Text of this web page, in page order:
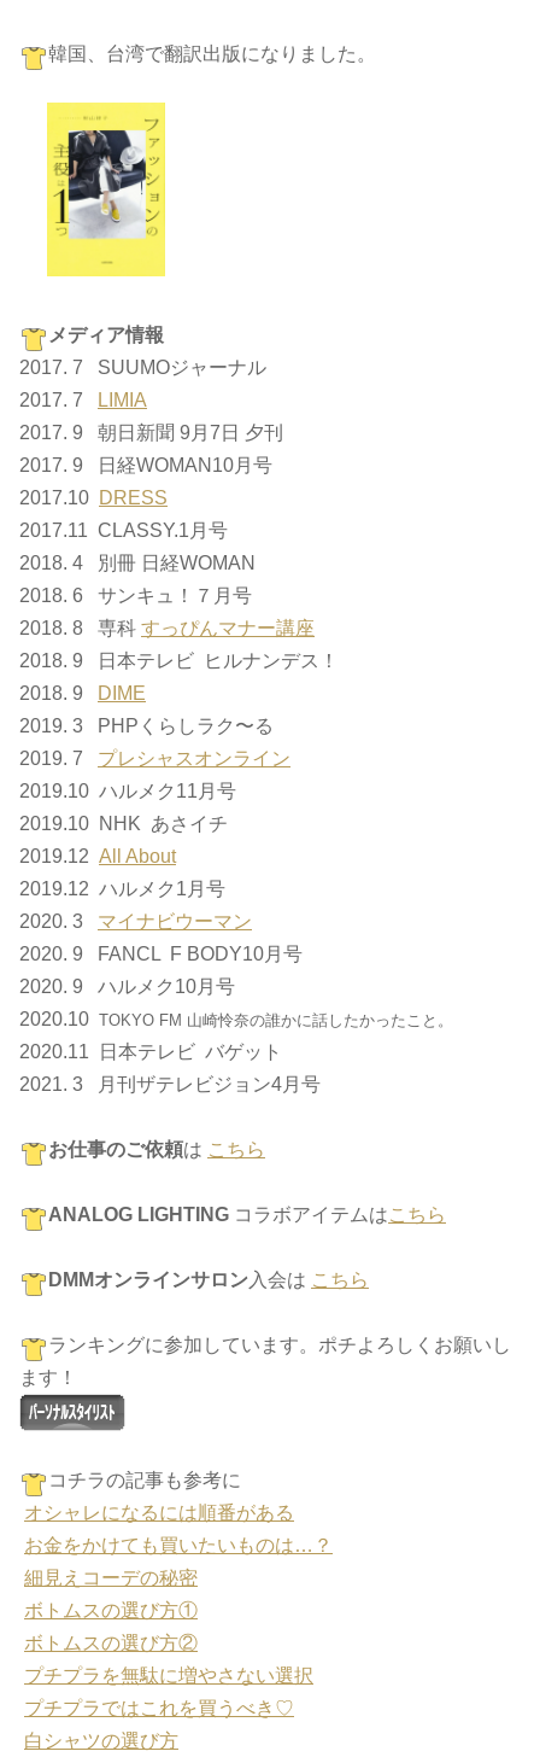
韓国、台湾で翻訳出版になりました。
メディア情報
2017. 7 SUUMOジャーナル
2017. 7
LIMIA
2017. 9 朝日新聞 9月7日 夕刊
2017. 9 日経WOMAN10月号
2017.10 DRESS
2017.11 CLASSY.1月号
2018. 4 別冊 日経WOMAN
2018. 6 サンキュ！７月号
2018. 8 専科 すっぴんマナー講座
2018. 9 日本テレビ ヒルナンデス！
2018. 9
DIME
2019. 3 PHPくらしラク〜る
2019. 7 プレシャスオンライン
2019.10 ハルメク11月号
2019.10 NHK あさイチ
2019.12 All About
2019.12 ハルメク1月号
2020. 3 マイナビウーマン
2020. 9 FANCL F BODY10月号
2020. 9 ハルメク10月号
2020.10 TOKYO FM 山崎怜奈の誰かに話したかったこと。
2020.11 日本テレビ バゲット
2021. 3 月刊ザテレビジョン4月号
お仕事のご依頼は こちら
ANALOG LIGHTING コラボアイテムはこちら
DMMオンラインサロン入会は こちら
ランキングに参加しています。ポチよろしくお願いし
ます！
コチラの記事も参考に
オシャレになるには順番がある
お金をかけても買いたいものは…？
細見えコーデの秘密
ボトムスの選び方①
ボトムスの選び方②
プチプラを無駄に増やさない選択
プチプラではこれを買うべき♡
白シャツの選び方